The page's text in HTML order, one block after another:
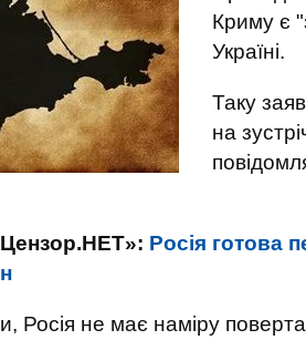
Криму є
Україні.
Таку
на
Росія готова
Росія не має наміру